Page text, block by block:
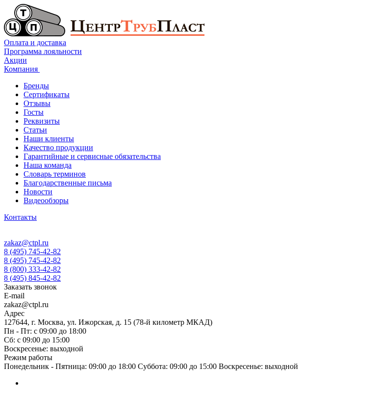
Оплата и доставка
Программа лояльности
Акции
Компания
Бренды
Сертификаты
Отзывы
Госты
Реквизиты
Статьи
Наши клиенты
Качество продукции
Гарантийные и сервисные обязательства
Наша команда
Словарь терминов
Благодарственные письма
Новости
Видеообзоры
Контакты
zakaz@ctpl.ru
8 (495) 745-42-82
8 (495) 745-42-82
8 (800) 333-42-82
8 (495) 845-42-82
Заказать звонок
E-mail
zakaz@ctpl.ru
Адрес
127644, г. Москва, ул. Ижорская, д. 15 (78-й километр МКАД)
Пн - Пт: с 09:00 до 18:00
Сб: с 09:00 до 15:00
Воскресенье: выходной
Режим работы
Понедельник - Пятница: 09:00 до 18:00 Суббота: 09:00 до 15:00 Воскресенье: выходной